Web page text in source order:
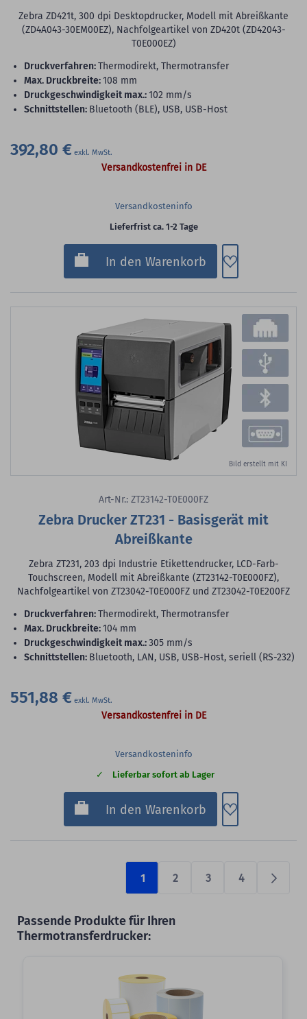
Zebra ZD421t, 300 dpi Desktopdrucker, Modell mit Abreißkante
(ZD4A043-30EM00EZ), Nachfolgeartikel von ZD420t (ZD42043-
T0E000EZ)
Druckverfahren:Thermodirekt, Thermotransfer
max. Druckbreite:108 mm
Druckgeschwindigkeit max.:102 mm/s
Schnittstellen: Bluetooth (BLE), USB, USB-Host
392,80 €
Versandkostenfrei in DE
Versandkosteninfo
Lieferfrist ca. 1-2 Tage
In den Warenkorb Zum
Bild erstellt mit KI
Art-Nr.: ZT23142-T0E000FZ
Zebra Drucker ZT231 - Basisgerät mit
Abreißkante
Zebra ZT231, 203 dpi Industrie Etikettendrucker, LCD-Farb-
Touchscreen, Modell mit Abreißkante (ZT23142-T0E000FZ),
Nachfolgeartikel von ZT23042-T0E000FZ und ZT23042-T0E200FZ
Druckverfahren:Thermodirekt, Thermotransfer
max. Druckbreite:104 mm
Druckgeschwindigkeit max.:305 mm/s
Schnittstellen: Bluetooth, LAN, USB, USB-Host, seriell (RS-232)
551,88 €
Versandkostenfrei in DE
Versandkosteninfo
Lieferbar sofort ab Lager
In den Warenkorb Zum
1 2 3 4
Passende Produkte für Ihren
Thermotransferdrucker: